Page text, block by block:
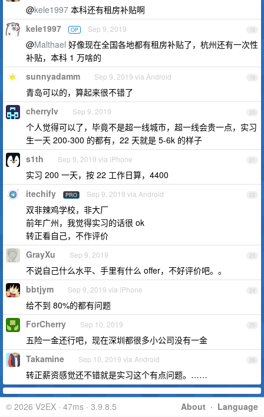
@kele1997 本科还有租房补贴啊
18
kele1997 OP Sep 9, 2019
@Malthael 好像现在全国各地都有租房补贴了，杭州还有一次性
补贴，本科 1 万啥的
19
sunnyadamm Sep 9, 2019 via Android
青岛可以的，算起来很不错了
20
cherrylv Sep 9, 2019
个人觉得可以了，毕竟不是超一线城市，超一线会贵一点，实习
生一天 200-300 的都有，22 天就是 5-6k 的样子
21
s1th Sep 9, 2019 via iPhone
实习 200 一天，按 22 工作日算，4400
22
itechify PRO Sep 9, 2019 via Android
双非辣鸡学校，非大厂
前年广州，我觉得实习的话很 ok
转正看自己，不作评价
23
GrayXu Sep 9, 2019
不说自己什么水平、手里有什么 offer，不好评价吧。。
24
bbtjym Sep 9, 2019 via iPhone
给不到 80%的都有问题
25
ForCherry Sep 10, 2019
五险一金还行吧，现在深圳都很多小公司没有一金
26
Takamine Sep 10, 2019 via Android
转正薪资感觉还不错就是实习这个有点问题。……
About · Language
© 2026 V2EX · 47ms · 3.9.8.5